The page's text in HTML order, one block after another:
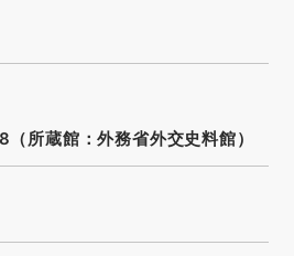
所蔵館：外務省外交史料館）